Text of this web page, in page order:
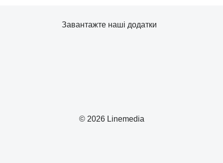
© 2026 Linemedia
Завантажте наші додатки